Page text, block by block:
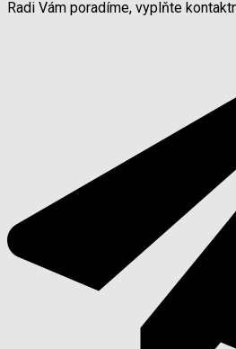
Radi Vám poradíme, vyplňte